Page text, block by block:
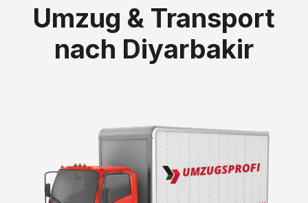
Umzug & Transport
nach Diyarbakir